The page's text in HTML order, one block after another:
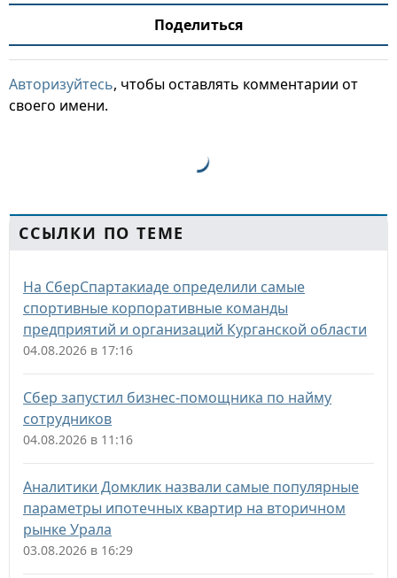
Поделиться
Авторизуйтесь, чтобы оставлять комментарии от
своего имени.
ССЫЛКИ ПО ТЕМЕ
На СберСпартакиаде определили самые
спортивные корпоративные команды
предприятий и организаций Курганской области
04.08.2026 в 17:16
Сбер запустил бизнес-помощника по найму
сотрудников
04.08.2026 в 11:16
Аналитики Домклик назвали самые популярные
параметры ипотечных квартир на вторичном
рынке Урала
03.08.2026 в 16:29